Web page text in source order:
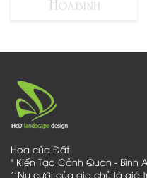
Hoa của Đất
" Kiến Tạo Cảnh Quan - Bình
''Nụ cười của gia chủ là giá